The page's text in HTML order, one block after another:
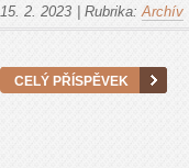
15. 2. 2023 Rubrika: Archív
CELÝ PŘÍSPĚVEK